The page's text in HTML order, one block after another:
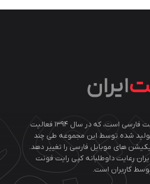
فونت ایران یک فروشگاه فونت فارسی است، که در سال ۱۳۹۴ فعالیت
تولید شده توسط این مجموعه طی چند
های موبایل فارسی را تغییر دهد.
رعایت داوطلبانه کپی رایت فونت
کاربران است.